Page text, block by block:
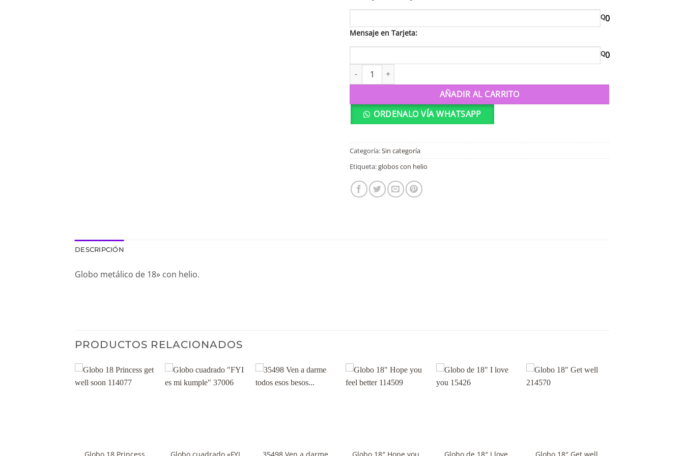
Q0
Mensaje en Tarjeta:
Q0
00730 Globo de 18" Dorado redondo cantidad
AÑADIR AL CARRITO
ORDENALO VÍA WHATSAPP
Categoría:Sin categoría
Etiqueta:globos con helio
DESCRIPCIÓN
Globo metálico de 18» con helio.
PRODUCTOS RELACIONADOS